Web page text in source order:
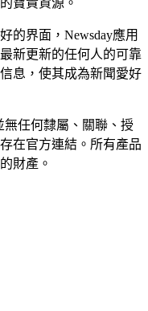
的界面，Newsday應用
新更新的任何人的可靠
息，使其成為新聞愛好
無任何隸屬、關聯、授
在官方連結。所有產品
財產。